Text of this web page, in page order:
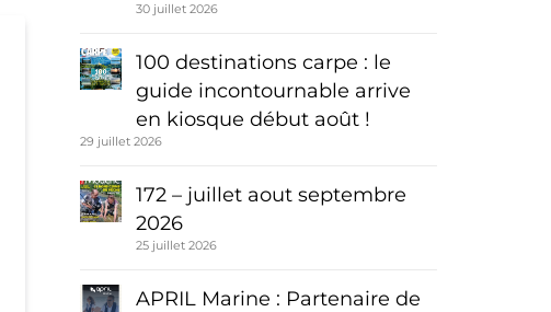
30 juillet 2026
100 destinations carpe : le
guide incontournable arrive
en kiosque début août !
29 juillet 2026
172 – juillet aout septembre
2026
25 juillet 2026
APRIL Marine : Partenaire de